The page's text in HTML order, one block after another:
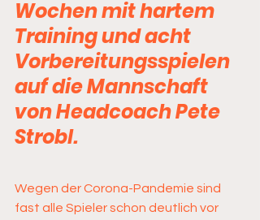
Wochen mit hartem
Training und acht
Vorbereitungsspielen
auf die Mannschaft
von Headcoach Pete
Strobl.
Wegen der Corona-Pandemie sind
fast alle Spieler schon deutlich vor